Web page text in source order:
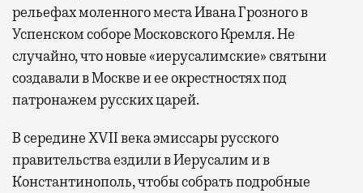
рельефах моленного места Ивана Грозного в
Успенском соборе Московского Кремля. Не
случайно, что новые «иерусалимские» святыни
создавали в Москве и ее окрестностях под
патронажем русских царей.
В середине XVII века эмиссары русского
правительства ездили в Иерусалим и в
Константинополь, чтобы собрать подробные